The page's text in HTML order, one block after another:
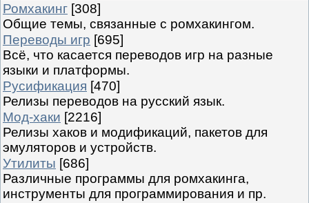
Ромхакинг [308]
Общие темы, связанные с ромхакингом.
Переводы игр [695]
Всё, что касается переводов игр на разные
языки и платформы.
Русификация [470]
Релизы переводов на русский язык.
Мод-хаки [2216]
Релизы хаков и модификаций, пакетов для
эмуляторов и устройств.
Утилиты [686]
Различные программы для ромхакинга,
инструменты для программирования и пр.